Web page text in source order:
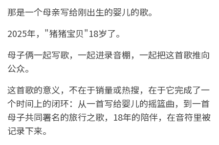
那是一个母亲写给刚出生的婴儿的歌。
2025年，"猪猪宝贝"18岁了。
母子俩一起写歌，一起进录音棚，一起把这首歌推向
公众。
这首歌的意义，不在于销量或热搜，在于它完成了一
个时间上的闭环：从一首写给婴儿的摇篮曲，到一首
母子共同署名的旅行之歌，18年的陪伴，在音符里被
记录下来。